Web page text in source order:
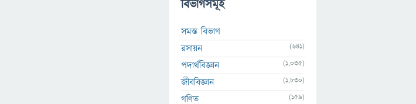
বিভাগসমূহ
সমস্ত বিভাগ
রসায়ন
(641)
পদার্থবিজ্ঞান (1,035)
জীববিজ্ঞান (1,830)
গণিত (159)